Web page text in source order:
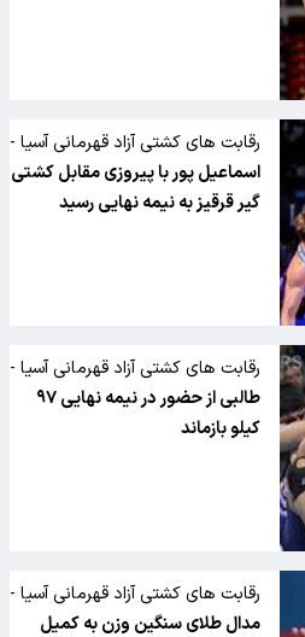
رقابت های کشتی آزاد قهرمانی آسیا -
قزاقستان
اسماعیل پور با پیروزی مقابل کشتی
گیر قرقیز به نیمه نهایی رسید
رقابت های کشتی آزاد قهرمانی آسیا -
قزاقستان
طالبی از حضور در نیمه نهایی ۹۷
کیلو بازماند
رقابت های کشتی آزاد قهرمانی آسیا -
قزاقستان
مدال طلای سنگین وزن به کمیل